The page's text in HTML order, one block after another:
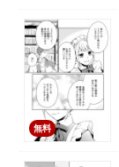
無料